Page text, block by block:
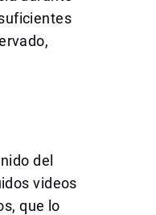
del
videos
que lo